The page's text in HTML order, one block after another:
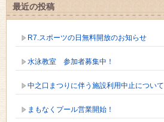
最近の投稿
R7.スポーツの日無料開放のお知らせ
水泳教室 参加者募集中！
中之口まつりに伴う施設利用中止について
まもなくプール営業開始！